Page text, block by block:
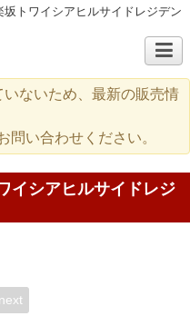
トワイシアヒルサイドレジデン
ないため、最新の販売情
問い合わせください。
イシアヒルサイドレジ
next